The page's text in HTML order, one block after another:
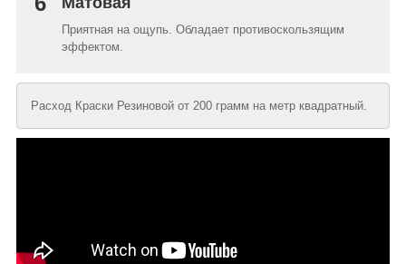
Приятная на ощупь. Обладает противоскользящим
эффектом.
Расход Краски Резиновой от 200 грамм на метр квадратный.